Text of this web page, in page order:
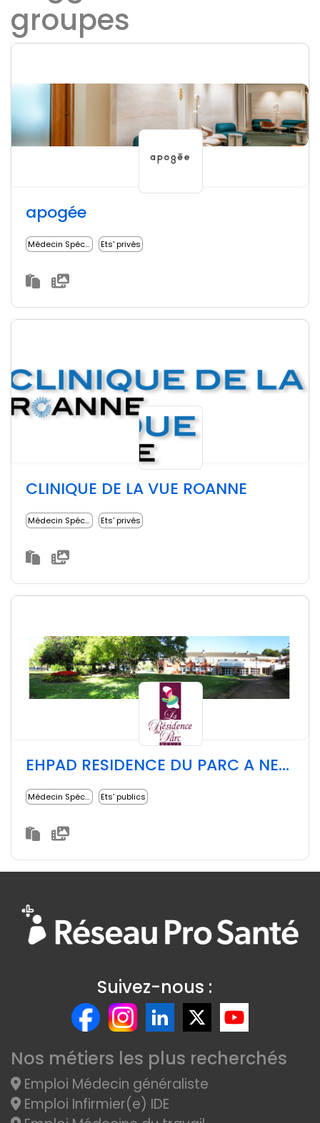
groupes
apogée
Médecin Spécialiste Ets' privés
CLINIQUE DE LA VUE ROANNE
Médecin Spécialiste Ets' privés
EHPAD RESIDENCE DU PARC A NESLE
Médecin Spécialiste Ets' publics
Suivez-nous :
Nos métiers les plus recherchés
Emploi Médecin généraliste
Emploi Infirmier(e) IDE